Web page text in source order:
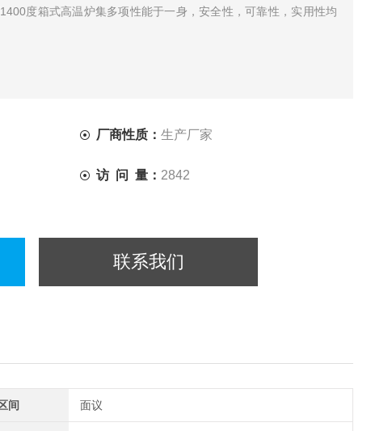
度箱式高温炉集多项性能于一身，安全性，可靠性，实用性均
厂商性质： 生产厂家
访 问 量： 2842
联系我们
间 面议